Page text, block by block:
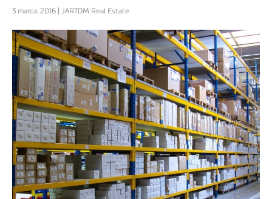
3 marca, 2016 | JARTOM Real Estate